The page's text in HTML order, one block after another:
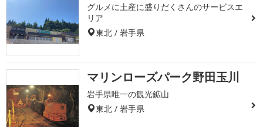
グルメに土産に盛りだくさんのサービスエ
リア
東北 / 岩手県
マリンローズパーク野田玉川
岩手県唯一の観光鉱山
東北 / 岩手県